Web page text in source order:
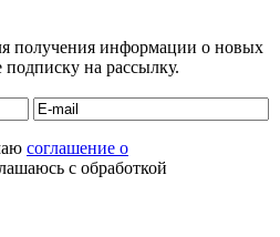
получения информации о новых
на рассылку.
соглашение о
с обработкой